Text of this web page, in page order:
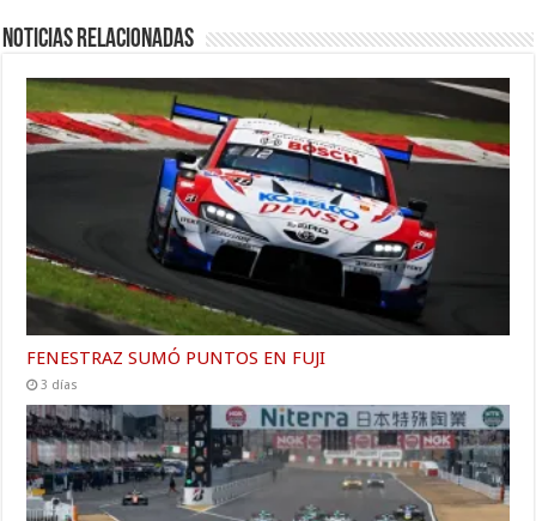
Noticias relacionadas
FENESTRAZ SUMÓ PUNTOS EN FUJI
3 días